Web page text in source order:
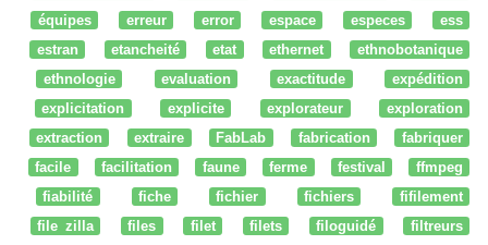
équipes
erreur error espace especes
ess
estran
etancheité etat ethernet
ethnobotanique
ethnologie
evaluation exactitude
expédition
explicitation
explicite explorateur
exploration
extraction
extraire FabLab fabrication
fabriquer
facile
facilitation faune ferme festival
ffmpeg
fiabilité
fiche fichier fichiers
fifilement
file zilla
files filet filets filoguidé
filtreurs